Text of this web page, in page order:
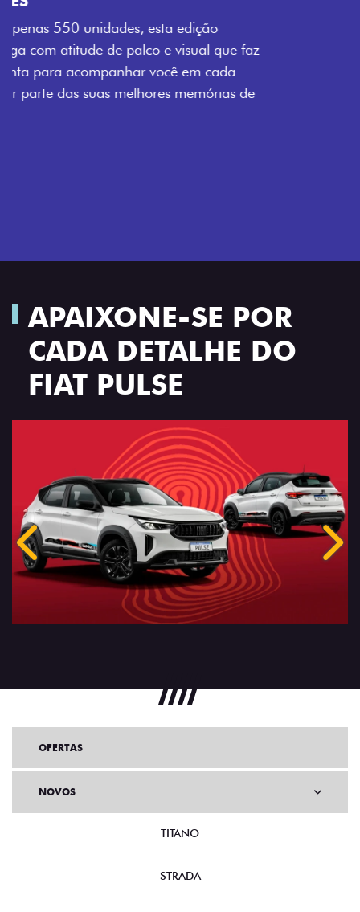
Se liga no que compõe a identidade exclusiva do
festival: série numerada, adesivo lateral LollaBR e a
soleira temática que reforçam a exclusividade,
enquanto os detalhes escurecidos, o teto bicolor e as
rodas de liga-leve aro 16” em preto brilhante
APAIXONE-SE POR
CADA DETALHE DO
FIAT PULSE
Anterior
OFERTAS
NOVOS
TITANO
STRADA